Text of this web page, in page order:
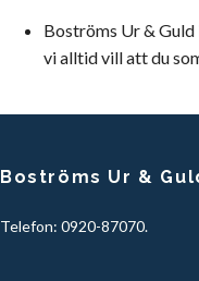
Boströms Ur &
vi alltid vill att du
Boströms Ur &
Telefon: 0920-87070.